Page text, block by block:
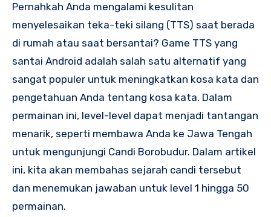
Pernahkah Anda mengalami kesulitan
menyelesaikan teka-teki silang (TTS) saat berada
di rumah atau saat bersantai? Game TTS yang
santai Android adalah salah satu alternatif yang
sangat populer untuk meningkatkan kosa kata dan
pengetahuan Anda tentang kosa kata. Dalam
permainan ini, level-level dapat menjadi tantangan
menarik, seperti membawa Anda ke Jawa Tengah
untuk mengunjungi Candi Borobudur. Dalam artikel
ini, kita akan membahas sejarah candi tersebut
dan menemukan jawaban untuk level 1 hingga 50
permainan.